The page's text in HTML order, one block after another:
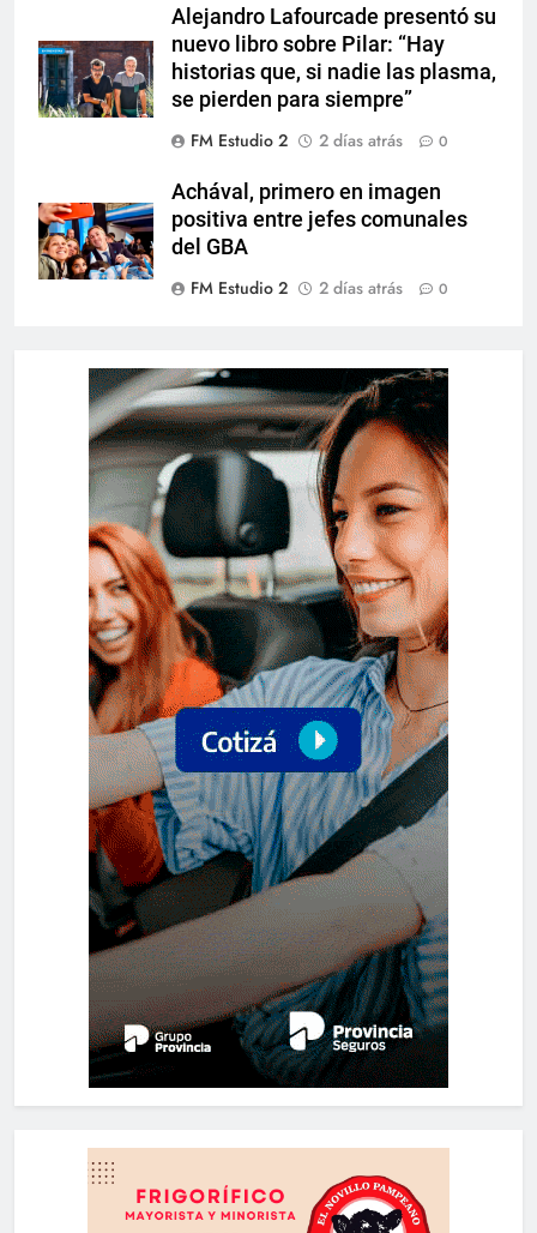
Alejandro Lafourcade presentó su
nuevo libro sobre Pilar: “Hay
historias que, si nadie las plasma,
se pierden para siempre”
FM Estudio 2
2 días atrás 0
Achával, primero en imagen
positiva entre jefes comunales
del GBA
FM Estudio 2
2 días atrás 0